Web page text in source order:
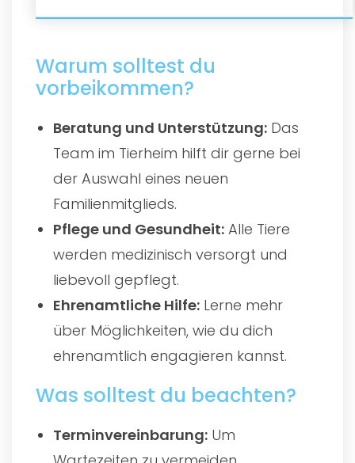
Warum solltest du
vorbeikommen?
Beratung und Unterstützung: Das
Team im Tierheim hilft dir gerne bei
der Auswahl eines neuen
Familienmitglieds.
Pflege und Gesundheit: Alle Tiere
werden medizinisch versorgt und
liebevoll gepflegt.
Ehrenamtliche Hilfe: Lerne mehr
über Möglichkeiten, wie du dich
ehrenamtlich engagieren kannst.
Was solltest du beachten?
Terminvereinbarung: Um